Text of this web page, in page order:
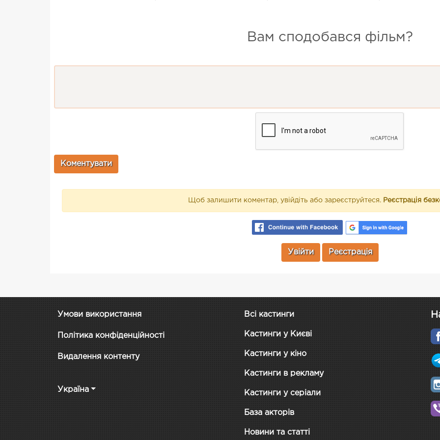
Вам сподобався фільм?
Щоб залишити коментар, увійдіть або зареєструйтеся. Реєстрація
Увійти Реєстрація
Умови використання
Політика конфіденційності
Видалення контенту
Україна
Всі кастинги
Кастинги у Києві
Кастинги у кіно
Кастинги в рекламу
Кастинги у серіали
База акторів
Новини та статті